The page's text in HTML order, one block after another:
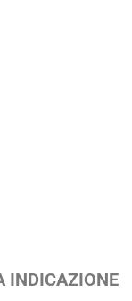
INDICAZIONE